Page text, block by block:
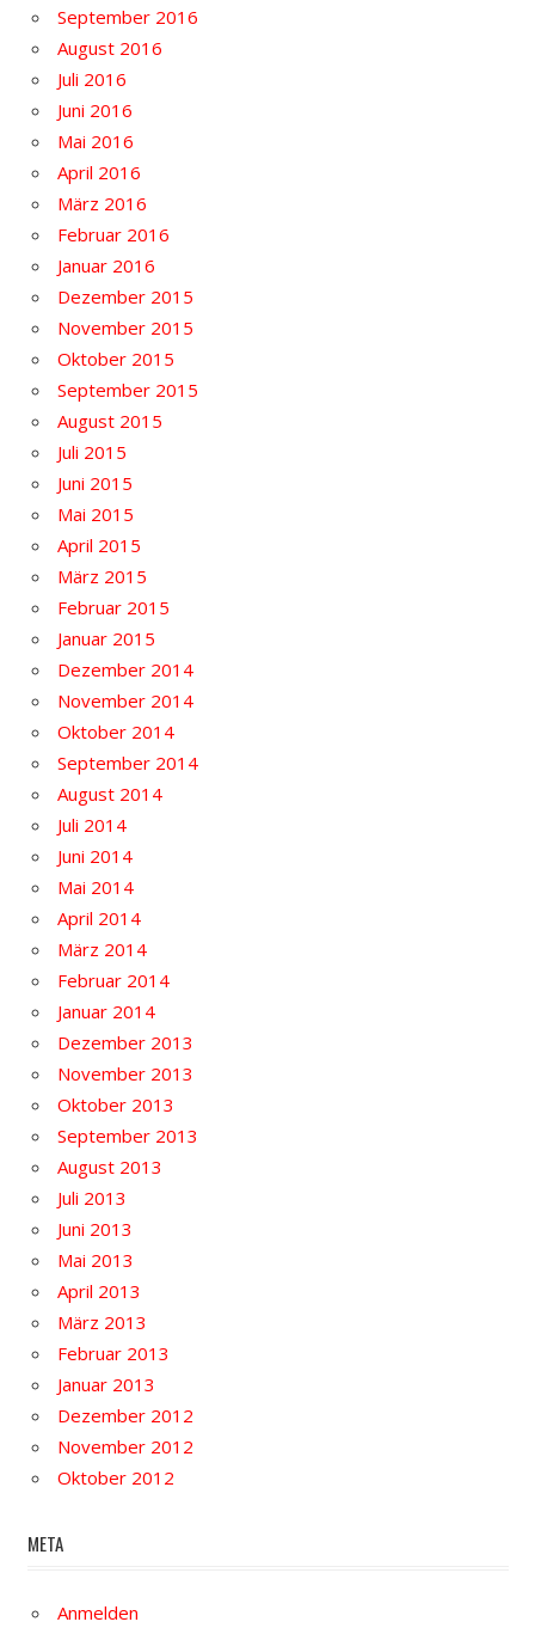
September 2016
August 2016
Juli 2016
Juni 2016
Mai 2016
April 2016
März 2016
Februar 2016
Januar 2016
Dezember 2015
November 2015
Oktober 2015
September 2015
August 2015
Juli 2015
Juni 2015
Mai 2015
April 2015
März 2015
Februar 2015
Januar 2015
Dezember 2014
November 2014
Oktober 2014
September 2014
August 2014
Juli 2014
Juni 2014
Mai 2014
April 2014
März 2014
Februar 2014
Januar 2014
Dezember 2013
November 2013
Oktober 2013
September 2013
August 2013
Juli 2013
Juni 2013
Mai 2013
April 2013
März 2013
Februar 2013
Januar 2013
Dezember 2012
November 2012
Oktober 2012
META
Anmelden